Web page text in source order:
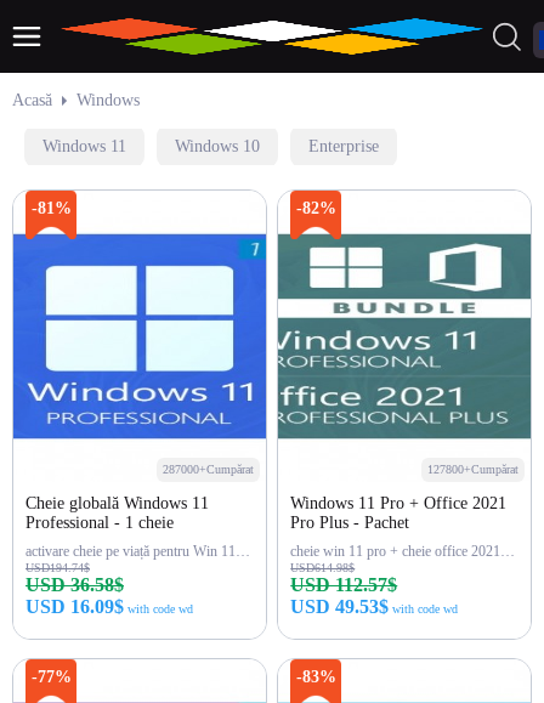
Acasă Windows
Windows 11 Windows 10 Enterprise
-81%
287000+Cumpărat
Cheie globală Windows 11
Professional - 1 cheie
activare cheie pe viață pentru Win 11 Pro
USD194.74$
USD 36.58$
USD 16.09$ with code wd
-82%
127800+Cumpărat
Windows 11 Pro + Office 2021
Pro Plus - Pachet
cheie win 11 pro + cheie office 2021 pro
USD614.98$
USD 112.57$
USD 49.53$ with code wd
-77% -83%